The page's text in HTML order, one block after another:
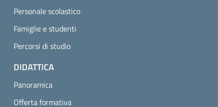
Personale scolastico
Famiglie e studenti
Percorsi di studio
DIDATTICA
Panoramica
Offerta formativa